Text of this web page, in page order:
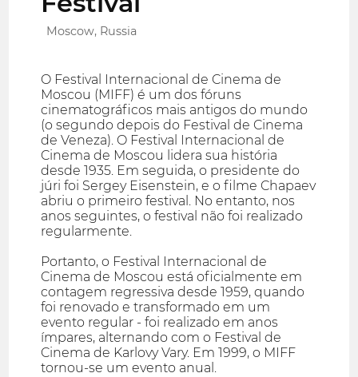
Moscow, Russia
O Festival Internacional de Cinema de
Moscou (MIFF) é um dos fóruns
cinematográficos mais antigos do mundo
(o segundo depois do Festival de Cinema
de Veneza). O Festival Internacional de
Cinema de Moscou lidera sua história
desde 1935. Em seguida, o presidente do
júri foi Sergey Eisenstein, e o filme Chapaev
abriu o primeiro festival. No entanto, nos
anos seguintes, o festival não foi realizado
regularmente.
Portanto, o Festival Internacional de
Cinema de Moscou está oficialmente em
contagem regressiva desde 1959, quando
foi renovado e transformado em um
evento regular - foi realizado em anos
ímpares, alternando com o Festival de
Cinema de Karlovy Vary. Em 1999, o MIFF
tornou-se um evento anual.